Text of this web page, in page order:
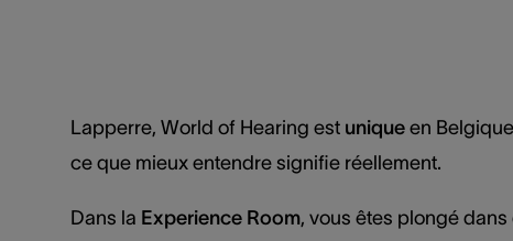
Lapperre, World of Hearing est unique en
ce que mieux entendre signifie réellement.
Dans la Experience Room, vous êtes plongé